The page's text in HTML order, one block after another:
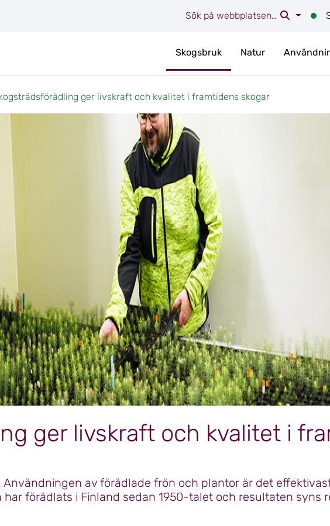
Sök på webbplatsen…
Skogsbruk Natur
ger livskraft och kvalitet i framtidens skogar
ger livskraft och kvalitet i
av förädlade frön och plantor är det
förädlats i Finland sedan 1950-talet och resultaten syns